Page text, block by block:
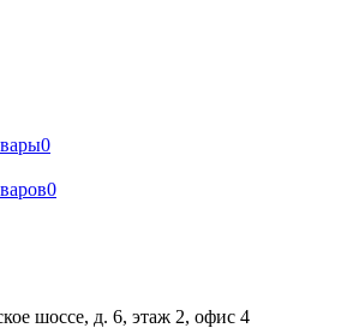
0
0
шоссе, д. 6, этаж 2, офис 4